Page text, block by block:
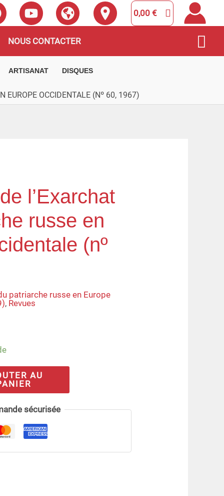
0,00 €
NOUS CONTACTER
ARTISANAT DISQUES
EUROPE OCCIDENTALE (Nº 60, 1967)
l’Exarchat
russe en
(nº
patriarche russe en Europe
, Revues
AU
sécurisée